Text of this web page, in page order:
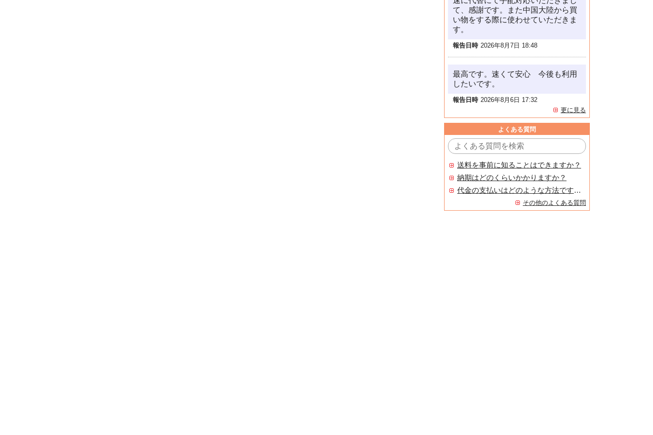
て、感謝です。また中国大陸から買
い物をする際に使わせていただきま
す。
報告日時 2026年8月7日 18:48
最高です。速くて安心 今後も利用
したいです。
報告日時 2026年8月6日 17:32
更に見る
よくある質問
送料を事前に知ることはできますか？
納期はどのくらいかかりますか？
代金の支払いはどのような方法ですか？
その他のよくある質問